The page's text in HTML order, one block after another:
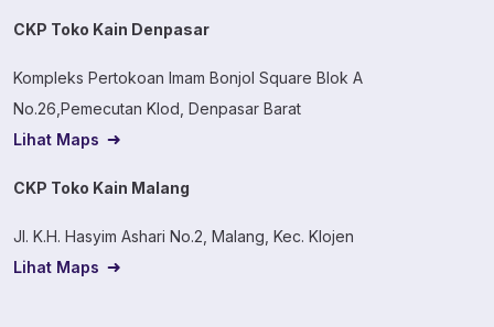
CKP Toko Kain Denpasar
Kompleks Pertokoan Imam Bonjol Square Blok A
No.26,Pemecutan Klod, Denpasar Barat
Lihat Maps
CKP Toko Kain Malang
Jl. K.H. Hasyim Ashari No.2, Malang, Kec. Klojen
Lihat Maps